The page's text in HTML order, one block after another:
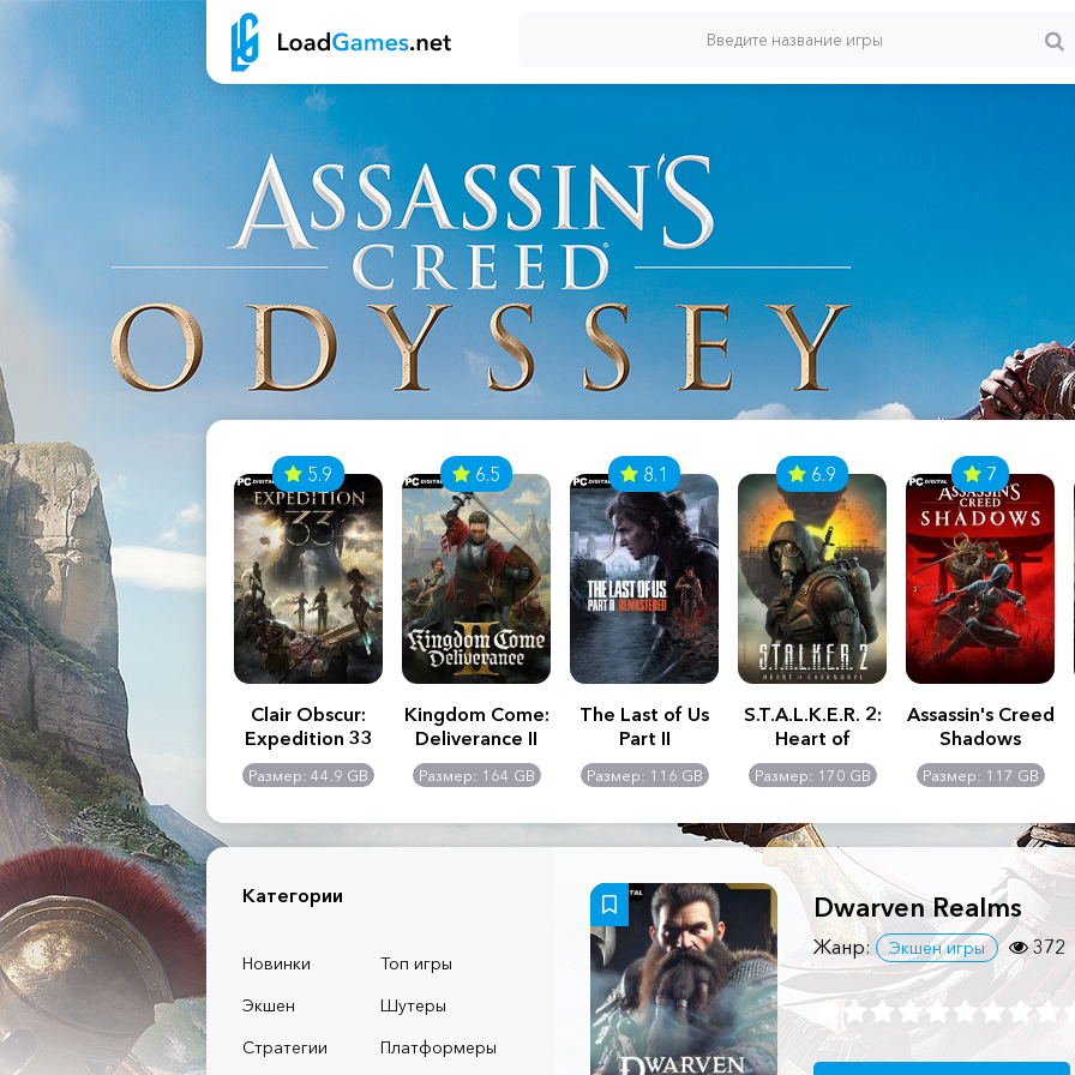
2:
-
GB
Assassin's Creed
Shadows
Размер: 117 GB
5.9
Clair Obscur:
Expedition 33
Размер: 44.9 GB
6.5
Kingdom Come:
Deliverance II
Размер: 164 GB
8.1
The Last of Us
Part II
Remastered
Размер: 116 GB
6.9
S.T.A.L.K.E.R. 2:
Heart of
Chernobyl -
Ultimate Edition
Размер: 170 GB
7
Assassin's Creed
Shadows
Размер: 117 GB
Категории
Новинки
Топ игры
Экшен
Шутеры
Стратегии
Платформеры
Dwarven Realms
Жанр: Экшен игры 372